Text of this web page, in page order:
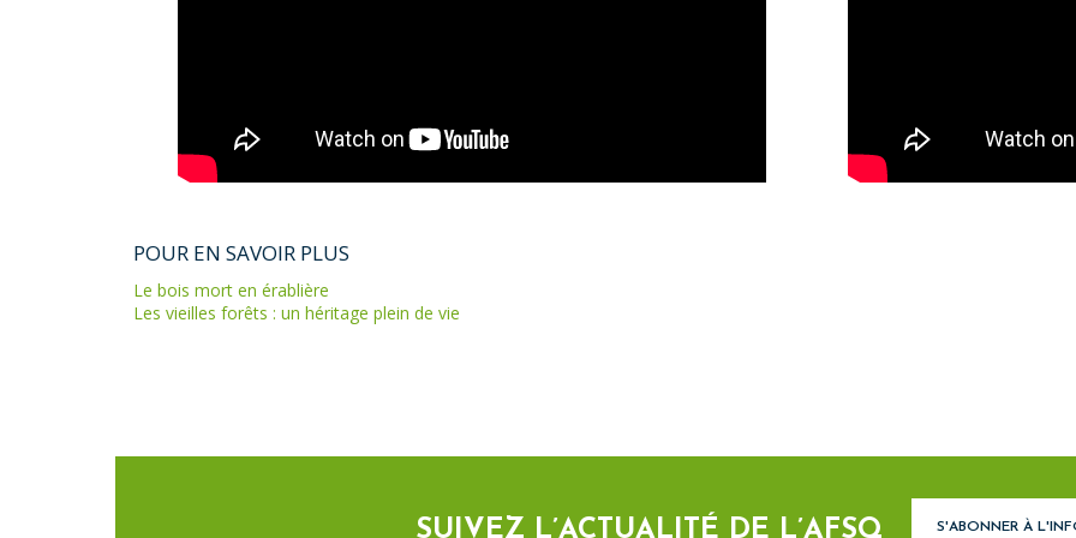
POUR EN SAVOIR PLUS
Le bois mort en érablière
Les vieilles forêts : un héritage plein de vie
SUIVEZ L’ACTUALITÉ DE L’AFSQ S'ABONNER À